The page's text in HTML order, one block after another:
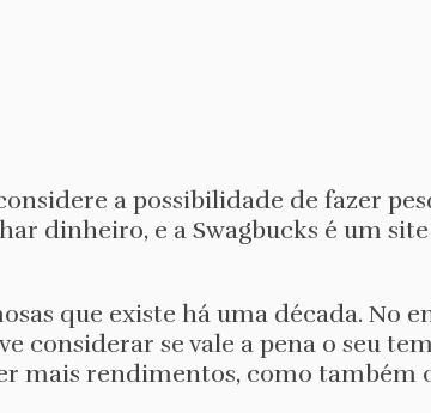
a possibilidade de fazer
dinheiro, e a Swagbucks é um
que existe há uma década. No
considerar se vale a pena o seu
mais rendimentos, como também